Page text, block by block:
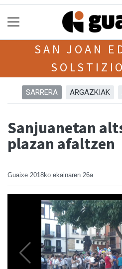
SAN JOAN
SARRERA ARGAZKIAK
Sanjuanetan
plazan afaltzen
Guaixe 2018ko ekainaren 26a